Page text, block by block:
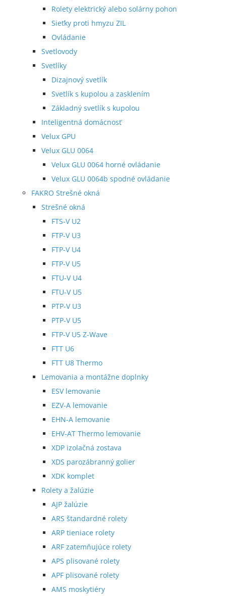
Rolety elektrický alebo solárny pohon
Sieťky proti hmyzu ZIL
Ovládanie
Svetlovody
Svetlíky
Dizajnový svetlík
Svetlík s kupolou a zasklením
Základný svetlík s kupolou
Inteligentná domácnosť
Velux GPU
Velux GLU 0064
Velux GLU 0064 horné ovládanie
Velux GLU 0064b spodné ovládanie
FAKRO Strešné okná
Strešné okná
FTS-V U2
FTP-V U3
FTP-V U4
FTP-V U5
FTU-V U4
FTU-V U5
PTP-V U3
PTP-V U5
FTP-V U5 Z-Wave
FTT U6
FTT U8 Thermo
Lemovania a montážne doplnky
ESV lemovanie
EZV-A lemovanie
EHN-A lemovanie
EHV-AT Thermo lemovanie
XDP izolačná zostava
XDS parozábranný golier
XDK komplet
Rolety a žalúzie
AJP žalúzie
ARS štandardné rolety
ARP tieniace rolety
ARF zatemňujúce rolety
APS plisované rolety
APF plisované rolety
AMS moskytiéry